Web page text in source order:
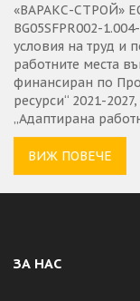
«ВАРАКС-СТРОЙ»
BG05SFPR002-
условия на труд и
работните места
финансиран по
ресурси“ 2021-
„Адаптирана
ВИЖ ПОВЕЧЕ
ЗА НАС